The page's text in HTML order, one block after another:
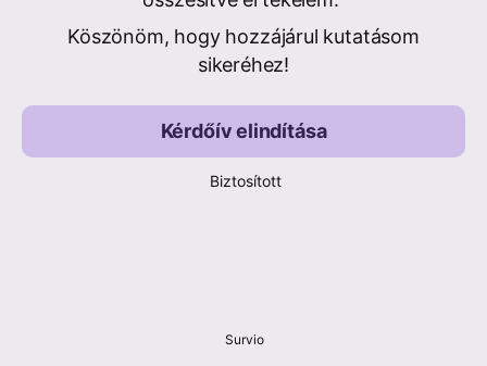
Köszönöm, hogy hozzájárul kutatásom
sikeréhez!
Kérdőív elindítása
Biztosított
Survio